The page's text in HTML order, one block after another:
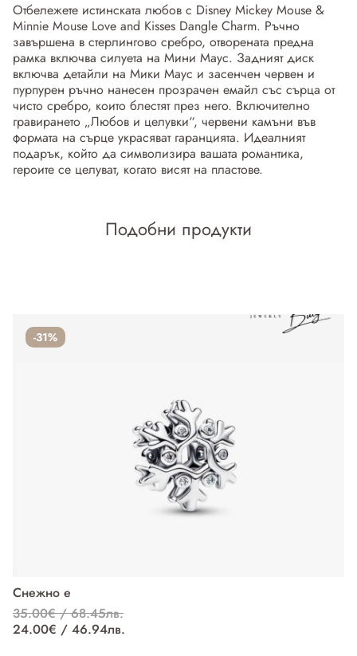
Отбележете истинската любов с Disney Mickey Mouse &
Minnie Mouse Love and Kisses Dangle Charm. Ръчно
завършена в стерлингово сребро, отворената предна
рамка включва силуета на Мини Маус. Задният диск
включва детайли на Мики Маус и засенчен червен и
пурпурен ръчно нанесен прозрачен емайл със сърца от
чисто сребро, които блестят през него. Включително
гравирането „Любов и целувки“, червени камъни във
формата на сърце украсяват гаранцията. Идеалният
подарък, който да символизира вашата романтика,
героите се целуват, когато висят на пластове.
Подобни продукти
-31%
Снежно е
35.00€ / 68.45лв.
24.00€ / 46.94лв.